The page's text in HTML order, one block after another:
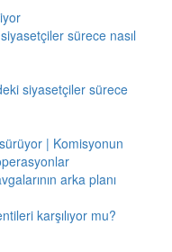
sürece nasıl
siyasetçiler sürece
| Komisyonun
arka planı
karşılıyor mu?